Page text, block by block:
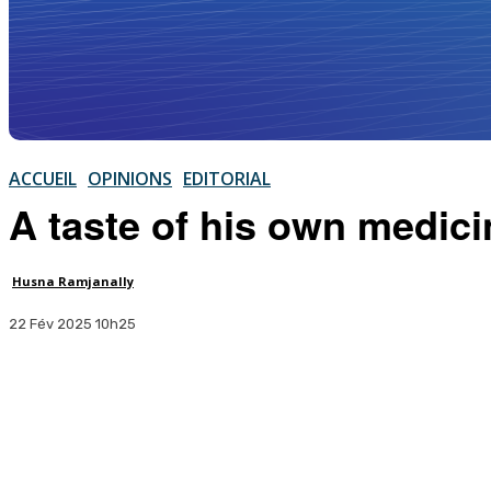
ACCUEIL OPINIONS EDITORIAL
A taste of his own
Husna Ramjanally
22 Fév 2025 10h25